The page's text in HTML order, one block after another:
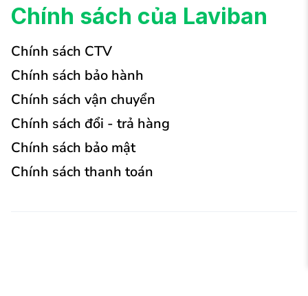
Chính sách của Laviban
Chính sách CTV
Chính sách bảo hành
Chính sách vận chuyển
Chính sách đổi - trả hàng
Chính sách bảo mật
Chính sách thanh toán